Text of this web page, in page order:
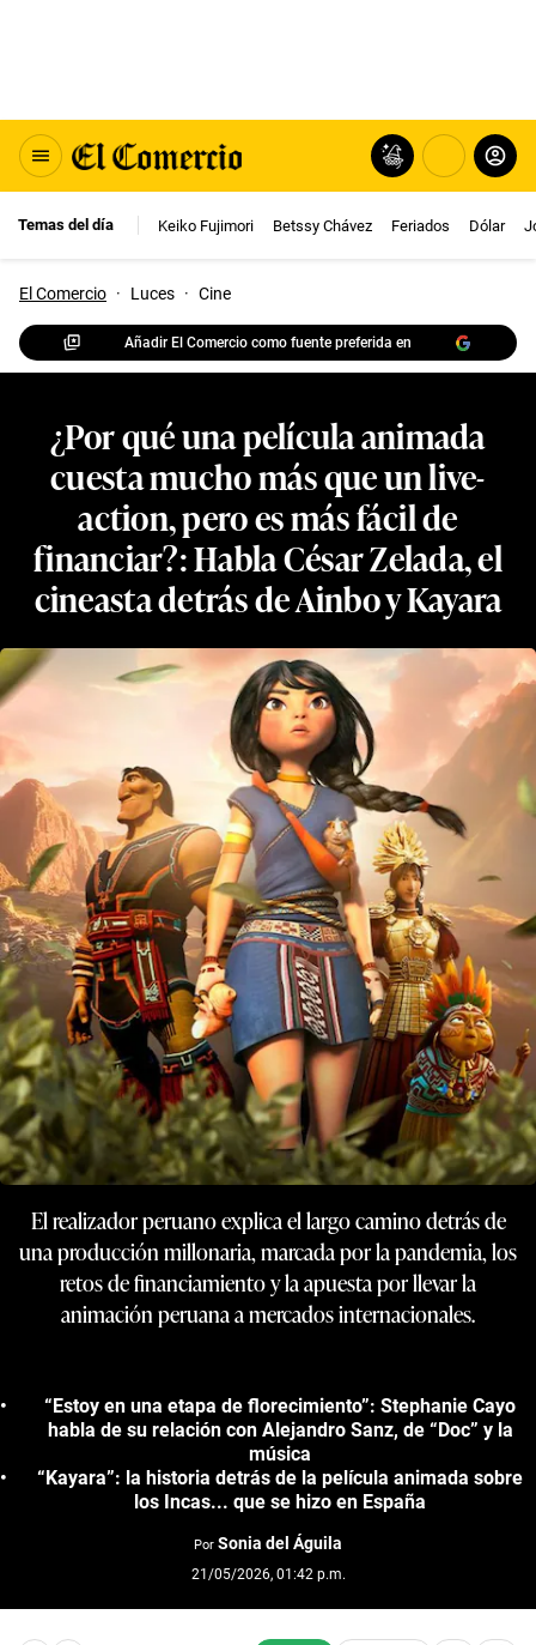
Temas del día Keiko Fujimori Betssy Chávez Feriados Dólar
El Comercio · Luces · Cine
Añadir El Comercio como fuente preferida en
¿Por qué una película animada
cuesta mucho más que un live-
action, pero es más fácil de
financiar?: Habla César Zelada, el
cineasta detrás de Ainbo y Kayara
El realizador peruano explica el largo camino detrás de
una producción millonaria, marcada por la pandemia, los
retos de financiamiento y la apuesta por llevar la
animación peruana a mercados internacionales.
“Estoy en una etapa de florecimiento”: Stephanie Cayo
habla de su relación con Alejandro Sanz, de “Doc” y la
música
“Kayara”: la historia detrás de la película animada sobre
los Incas... que se hizo en España
Por Sonia del Águila
21/05/2026, 01:42 p.m.